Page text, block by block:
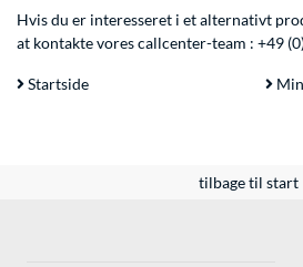
Hvis du er interesseret i et alternativt
at kontakte vores callcenter-team : +49
Startside
tilbage til start